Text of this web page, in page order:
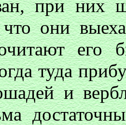
при них
они
его
туда
и